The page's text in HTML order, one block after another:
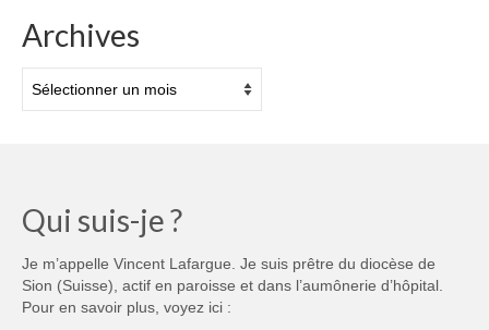
Archives
Qui suis-je ?
Je m’appelle Vincent Lafargue. Je suis prêtre du diocèse de
Sion (Suisse), actif en paroisse et dans l’aumônerie d’hôpital.
Pour en savoir plus, voyez ici :